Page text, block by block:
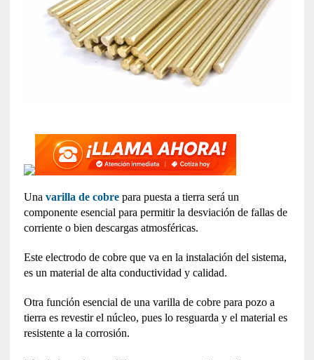
Una varilla de cobrepara puesta a tierra será un
componente esencial para permitir la desviación de fallas de
corriente o bien descargas atmosféricas.
Este electrodo de cobre que va en la instalación del sistema,
es un material de alta conductividad y calidad.
Otra función esencial de una varilla de cobre para pozo a
tierra es revestir el núcleo, pues lo resguarda y el material es
resistente a la corrosión.